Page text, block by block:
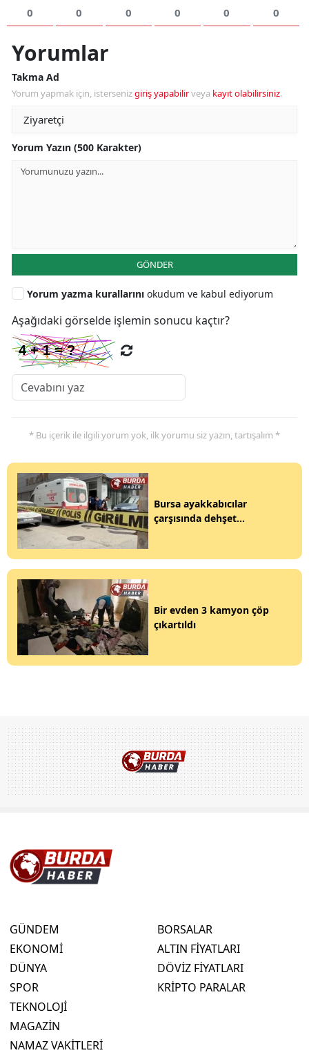
0 0 0 0 0 0
Yorumlar
Takma Ad
Yorum yapmak için, istersenizgiriş yapabilirveya kayıt olabilirsiniz.
Yorum Yazın (500 Karakter)
GÖNDER
Yorum yazma kurallarını okudum ve kabul ediyorum
Aşağıdaki görselde işlemin sonucu kaçtır?
* Bu içerik ile ilgili yorum yok, ilk yorumu siz yazın, tartışalım *
Bursa ayakkabıcılar
çarşısında dehşet...
Bir evden 3 kamyon çöp
çıkartıldı
GÜNDEM
EKONOMİ
DÜNYA
SPOR
TEKNOLOJİ
MAGAZİN
NAMAZ VAKİTLERİ
BORSALAR
ALTIN FİYATLARI
DÖVİZ FİYATLARI
KRİPTO PARALAR